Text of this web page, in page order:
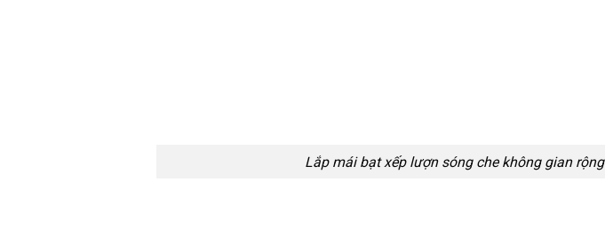
Lắp mái bạt xếp lượn sóng che không gian rộng